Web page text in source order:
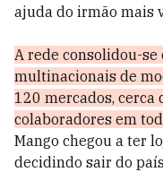
ajuda do irmão mais
A rede consolidou-
multinacionais de
120 mercados, cerca
colaboradores em
Mango chegou a ter
decidindo sair do